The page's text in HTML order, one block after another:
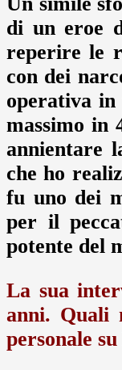
di un eroe
reperire le
con dei
operativa in
massimo in
annientare
che ho
fu uno dei
per il
potente del
La sua
anni. Quali
personale